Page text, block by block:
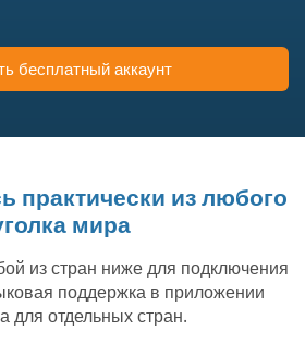
бесплатный аккаунт
практически из любого
мира
из стран ниже для подключения
поддержка в приложении
для отдельных стран.